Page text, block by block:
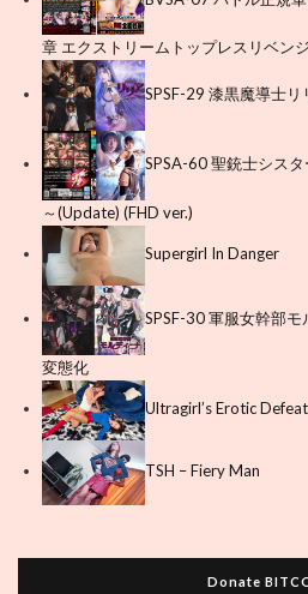
章 エクストリームトップレスリベン
SPSF-29 漆黒魔導士
SPSA-60 聖銃士シス
～(Update) (FHD ver.)
Supergirl In Danger
SPSF-30 軍服女幹部
変態化
Ultragirl’s Erotic Defeat
TSH – Fiery Man
Donate